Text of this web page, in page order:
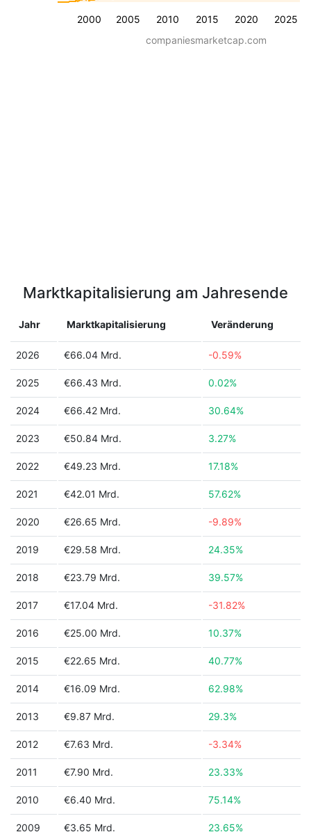
2000 2005 2010 2015 2020 2025
companiesmarketcap.com
Marktkapitalisierung am Jahresende
Jahr Marktkapitalisierung Veränderung
2026 €66.04 Mrd. -0.59%
2025 €66.43 Mrd. 0.02%
2024 €66.42 Mrd. 30.64%
2023 €50.84 Mrd. 3.27%
2022 €49.23 Mrd. 17.18%
2021 €42.01 Mrd. 57.62%
2020 €26.65 Mrd. -9.89%
2019 €29.58 Mrd. 24.35%
2018 €23.79 Mrd. 39.57%
2017 €17.04 Mrd. -31.82%
2016 €25.00 Mrd. 10.37%
2015 €22.65 Mrd. 40.77%
2014 €16.09 Mrd. 62.98%
2013 €9.87 Mrd. 29.3%
2012 €7.63 Mrd. -3.34%
2011 €7.90 Mrd. 23.33%
2010 €6.40 Mrd. 75.14%
2009 €3.65 Mrd. 23.65%